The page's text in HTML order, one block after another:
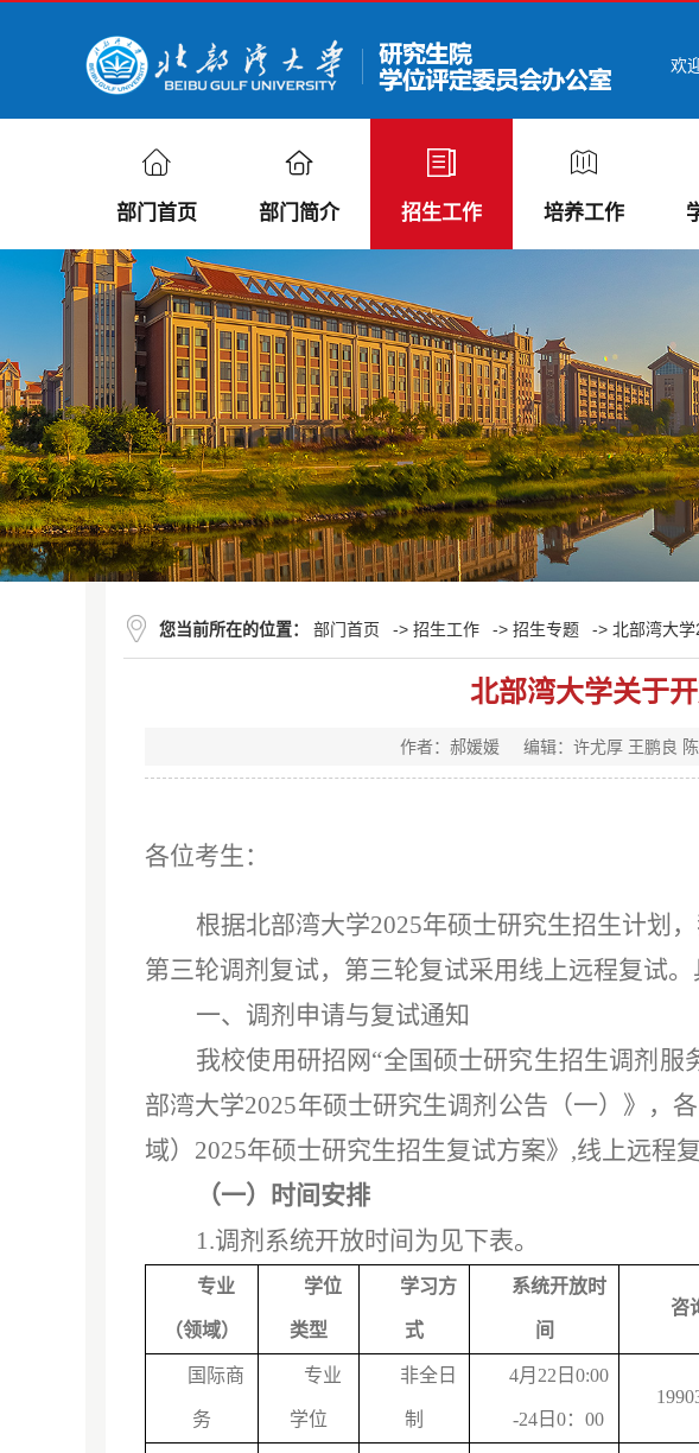
欢
部门首页 部门简介 招生工作 培养工作
您当前所在的位置： 部门首页 -> 招生工作 -> 招生专题 -> 北部湾大
北部湾大学关于
作者：郝媛媛 编辑：许尤厚 王鹏良
各位考生：
根据北部湾大学2025年硕士研究生招生计划
第三轮调剂复试，第三轮复试采用线上远程复试。
一、调剂 申请与复试通知
我校使用研招网“全国硕士研究生招生调剂服
部湾大学2025年硕士研究生调剂公告（一）》，
域） 2025年硕士研究生招生复试方案》 ,线上远程
（一）
时间安排
1.调剂系统开放时间为见下表。
专业
（领域）
学位
类型
学习方
式
系统开放时
间
咨
国际商
务
专业
学位
非全日
制
4月22日0:00
-24日0：00